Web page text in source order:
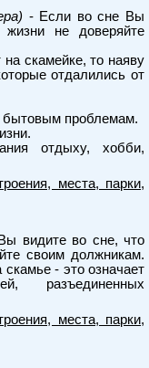
- Если во сне Вы
не доверяйте
скамейке, то наяву
отдалились от
проблемам.
отдыху, хобби,
места, парки,
видите во сне, что
своим должникам.
- это означает
разъединенных
места, парки,